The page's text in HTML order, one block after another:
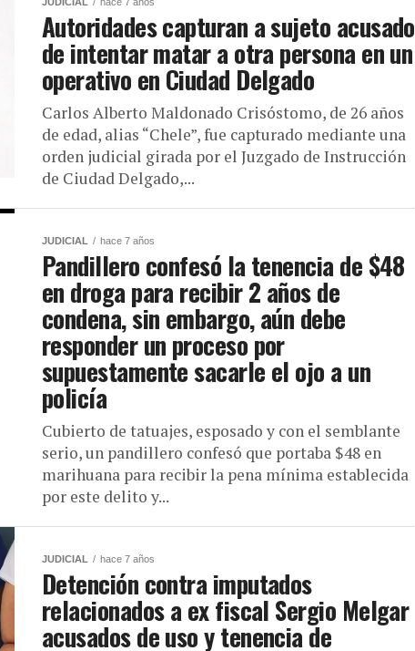
JUDICIAL hace 7 años
Autoridades capturan a sujeto acusado
de intentar matar a otra persona en un
operativo en Ciudad Delgado
Carlos Alberto Maldonado Crisóstomo, de 26 años
de edad, alias “Chele”, fue capturado mediante una
orden judicial girada por el Juzgado de Instrucción
de Ciudad Delgado,...
JUDICIAL hace 7 años
Pandillero confesó la tenencia de $48
en droga para recibir 2 años de
condena, sin embargo, aún debe
responder un proceso por
supuestamente sacarle el ojo a un
policía
Cubierto de tatuajes, esposado y con el semblante
serio, un pandillero confesó que portaba $48 en
marihuana para recibir la pena mínima establecida
por este delito y...
JUDICIAL hace 7 años
Detención contra imputados
relacionados a ex fiscal Sergio Melgar
acusados de uso y tenencia de